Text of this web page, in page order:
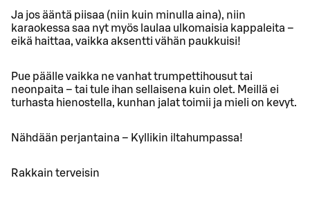
Ja jos ääntä piisaa (niin kuin minulla aina), niin
karaokessa saa nyt myös laulaa ulkomaisia kappaleita –
eikä haittaa, vaikka aksentti vähän paukkuisi!
Pue päälle vaikka ne vanhat trumpettihousut tai
neonpaita – tai tule ihan sellaisena kuin olet. Meillä ei
turhasta hienostella, kunhan jalat toimii ja mieli on kevyt.
Nähdään perjantaina – Kyllikin iltahumpassa!
Rakkain terveisin